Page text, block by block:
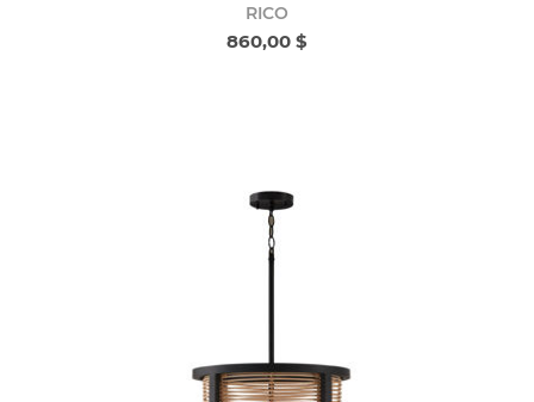
RICO
860,00 $